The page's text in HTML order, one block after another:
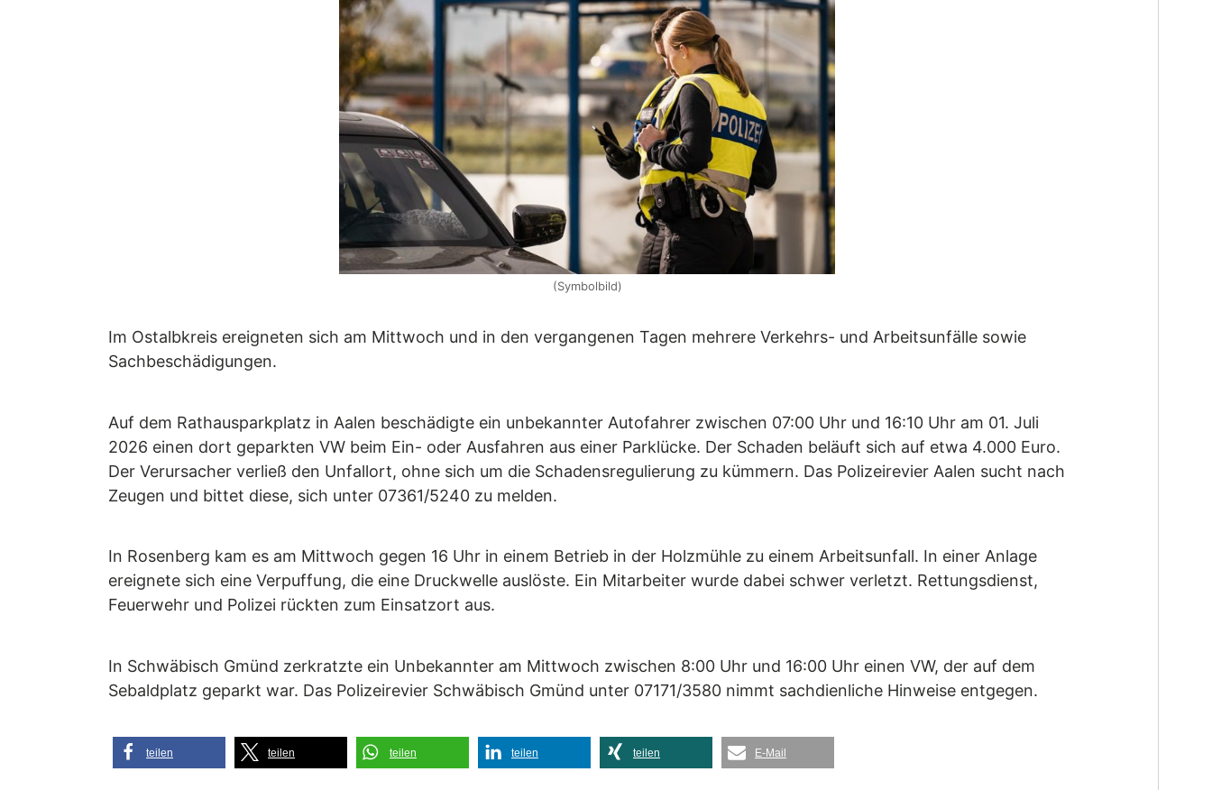
(Symbolbild)
Im Ostalbkreis ereigneten sich am Mittwoch und in den vergangenen Tagen mehrere Verkehrs- und Arbeitsunfälle sowie
Sachbeschädigungen.
Auf dem Rathausparkplatz in Aalen beschädigte ein unbekannter Autofahrer zwischen 07:00 Uhr und 16:10 Uhr am 01. Juli
2026 einen dort geparkten VW beim Ein- oder Ausfahren aus einer Parklücke. Der Schaden beläuft sich auf etwa 4.000 Euro.
Der Verursacher verließ den Unfallort, ohne sich um die Schadensregulierung zu kümmern. Das Polizeirevier Aalen sucht nach
Zeugen und bittet diese, sich unter 07361/5240 zu melden.
In Rosenberg kam es am Mittwoch gegen 16 Uhr in einem Betrieb in der Holzmühle zu einem Arbeitsunfall. In einer Anlage
ereignete sich eine Verpuffung, die eine Druckwelle auslöste. Ein Mitarbeiter wurde dabei schwer verletzt. Rettungsdienst,
Feuerwehr und Polizei rückten zum Einsatzort aus.
In Schwäbisch Gmünd zerkratzte ein Unbekannter am Mittwoch zwischen 8:00 Uhr und 16:00 Uhr einen VW, der auf dem
Sebaldplatz geparkt war. Das Polizeirevier Schwäbisch Gmünd unter 07171/3580 nimmt sachdienliche Hinweise entgegen.
teilen teilen teilen teilen teilen E-Mail